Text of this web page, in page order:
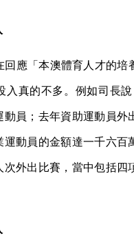
應「本澳體育人才的培
入真的不多。例如司長說
動員；去年資助運動員
運動員的金額達一千六
次外出比賽，當中包括